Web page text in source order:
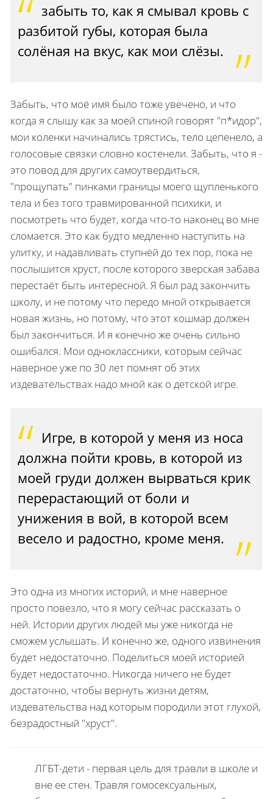
забыть то, как я смывал кровь с
разбитой губы, которая была
солёная на вкус, как мои слёзы.
Забыть, что моё имя было тоже увечено, и что
когда я слышу как за моей спиной говорят "п*идор",
мои коленки начинались трястись, тело цепенело, а
голосовые связки словно костенели. Забыть, что я -
это повод для других самоутвердиться,
"прощупать" пинками границы моего щупленького
тела и без того травмированной психики, и
посмотреть что будет, когда что-то наконец во мне
сломается. Это как будто медленно наступить на
улитку, и надавливать ступнёй до тех пор, пока не
послышится хруст, после которого зверская забава
перестаёт быть интересной. Я был рад закончить
школу, и не потому что передо мной открывается
новая жизнь, но потому, что этот кошмар должен
был закончиться. И я конечно же очень сильно
ошибался. Мои одноклассники, которым сейчас
наверное уже по 30 лет помнят об этих
издевательствах надо мной как о детской игре.
Игре, в которой у меня из носа
должна пойти кровь, в которой из
моей груди должен вырваться крик
перерастающий от боли и
унижения в вой, в которой всем
весело и радостно, кроме меня.
Это одна из многих историй, и мне наверное
просто повезло, что я могу сейчас рассказать о
ней. Истории других людей мы уже никогда не
сможем услышать. И конечно же, одного извинения
будет недостаточно. Поделиться моей историей
будет недостаточно. Никогда ничего не будет
достаточно, чтобы вернуть жизни детям,
издевательства над которым породили этот глухой,
безрадостный "хруст".
ЛГБТ-дети - первая цель для травли в школе и
вне ее стен. Травля гомосексуальных,